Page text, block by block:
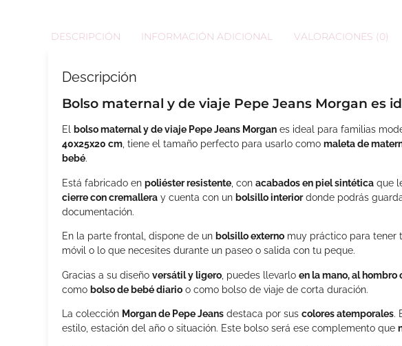
DESCRIPCIÓN INFORMACIÓN ADICIONAL VALORACIONES (0)
Descripción
Bolso maternal y de viaje Pepe Jeans Morgan es
El bolso maternal y de viaje Pepe Jeans Morgan es ideal para familias
40x25x20 cm, tiene el tamaño perfecto para usarlo como maleta de
bebé.
Está fabricado en poliéster resistente , con acabados en piel sintética que
cierre con cremallera y cuenta con un bolsillo interiordonde podrás
documentación.
En la parte frontal, dispone de un bolsillo externo muy práctico para tener
móvil o lo que necesites durante un paseo o salida con tu peque.
Gracias a su diseño versátil y ligero , puedes llevarlo en la mano, al hombro
como bolso de bebé diario o como bolso de viaje de corta duración.
La colección Morgan de Pepe Jeans destaca por sus colores atemporales.
estilo, estación del año o situación. Este bolso será ese complemento que